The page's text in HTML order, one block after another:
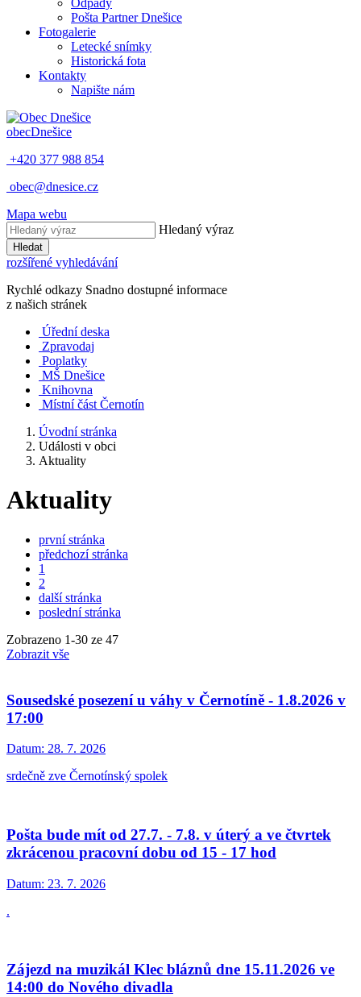
Odpady
Pošta Partner Dnešice
Fotogalerie
Letecké snímky
Historická fota
Kontakty
Napište nám
obecDnešice
+420 377 988 854
obec@dnesice.cz
Mapa webu
Hledaný výraz
Hledat
rozšířené vyhledávání
Rychlé odkazy Snadno dostupné informace
z našich stránek
Úřední deska
Zpravodaj
Poplatky
MŠ Dnešice
Knihovna
Místní část Černotín
Úvodní stránka
Události v obci
Aktuality
Aktuality
první stránka
předchozí stránka
1
2
další stránka
poslední stránka
Zobrazeno 1-30 ze 47
Zobrazit vše
Sousedské posezení u váhy v Černotíně - 1.8.2026 v
17:00
Datum: 28. 7. 2026
srdečně zve Černotínský spolek
Pošta bude mít od 27.7. - 7.8. v úterý a ve čtvrtek
zkrácenou pracovní dobu od 15 - 17 hod
Datum: 23. 7. 2026
.
Zájezd na muzikál Klec bláznů dne 15.11.2026 ve
14:00 do Nového divadla